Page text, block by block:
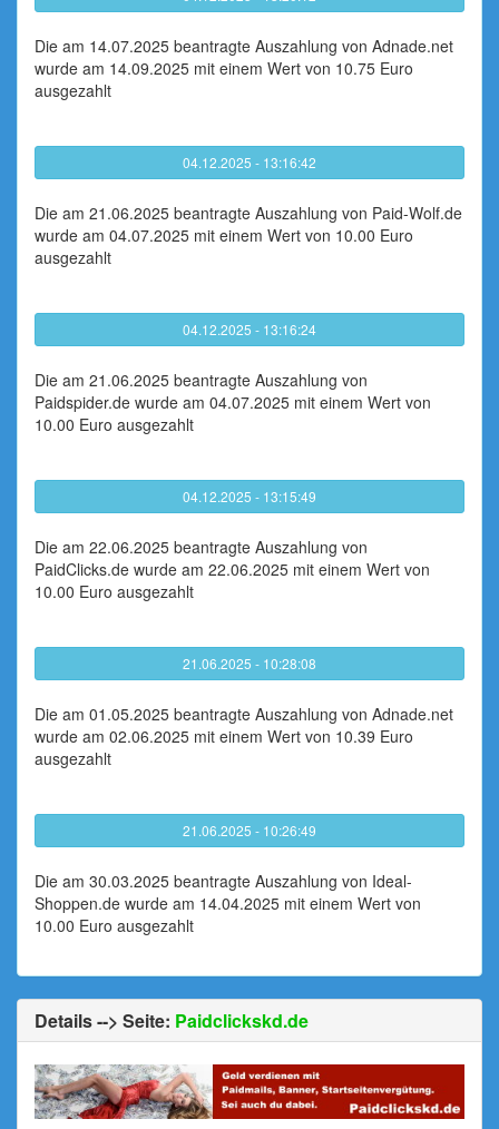
Die am 14.07.2025 beantragte Auszahlung von Adnade.net
wurde am 14.09.2025 mit einem Wert von 10.75 Euro
ausgezahlt
04.12.2025 - 13:16:42
Die am 21.06.2025 beantragte Auszahlung von Paid-Wolf.de
wurde am 04.07.2025 mit einem Wert von 10.00 Euro
ausgezahlt
04.12.2025 - 13:16:24
Die am 21.06.2025 beantragte Auszahlung von
Paidspider.de wurde am 04.07.2025 mit einem Wert von
10.00 Euro ausgezahlt
04.12.2025 - 13:15:49
Die am 22.06.2025 beantragte Auszahlung von
PaidClicks.de wurde am 22.06.2025 mit einem Wert von
10.00 Euro ausgezahlt
21.06.2025 - 10:28:08
Die am 01.05.2025 beantragte Auszahlung von Adnade.net
wurde am 02.06.2025 mit einem Wert von 10.39 Euro
ausgezahlt
21.06.2025 - 10:26:49
Die am 30.03.2025 beantragte Auszahlung von Ideal-
Shoppen.de wurde am 14.04.2025 mit einem Wert von
10.00 Euro ausgezahlt
Details --> Seite: Paidclickskd.de